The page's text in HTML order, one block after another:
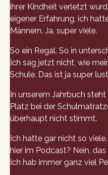
ihrer Kindheit verletzt
eigener Erfahrung, ich
Männern. Ja, super viele.
So ein Regal. So in
Ich sag jetzt nicht, wie
Schule. Das ist ja super
In unserem Jahrbuch
Platz bei der
überhaupt nicht stimmt.
Ich hatte gar nicht so
hier im Podcast? Nein,
Ich hab immer ganz viel